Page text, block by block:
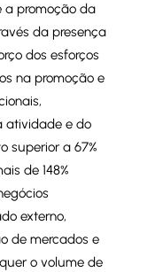
a promoção da
da presença
dos esforços
na promoção e
atividade e do
superior a 67%
de 148%
externo,
de mercados e
o volume de